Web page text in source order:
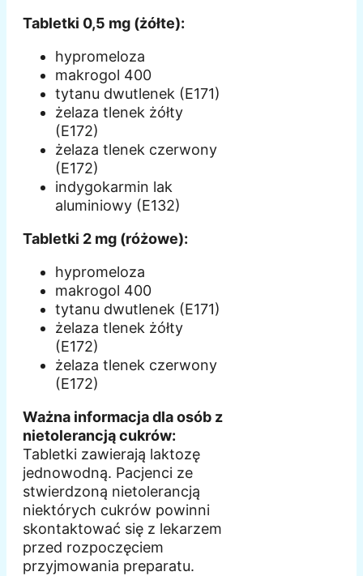
Tabletki 0,5 mg (żółte):
hypromeloza
makrogol 400
tytanu dwutlenek (E171)
żelaza tlenek żółty
(E172)
żelaza tlenek czerwony
(E172)
indygokarmin lak
aluminiowy (E132)
Tabletki 2 mg (różowe):
hypromeloza
makrogol 400
tytanu dwutlenek (E171)
żelaza tlenek żółty
(E172)
żelaza tlenek czerwony
(E172)
Ważna informacja dla osób z
nietolerancją cukrów:
Tabletki zawierają laktozę
jednowodną. Pacjenci ze
stwierdzoną nietolerancją
niektórych cukrów powinni
skontaktować się z lekarzem
przed rozpoczęciem
przyjmowania preparatu.